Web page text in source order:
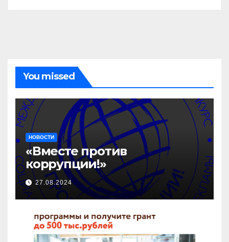
You missed
НОВОСТИ
«Вместе против
коррупции!»
27.08.2024